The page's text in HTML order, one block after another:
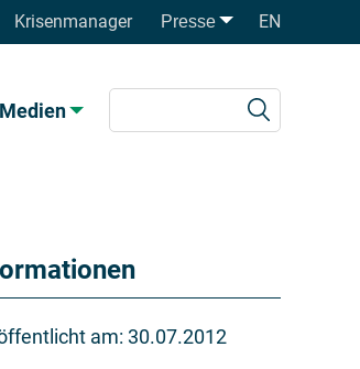
Krisenmanager Presse EN
Medien
am: 30.07.2012